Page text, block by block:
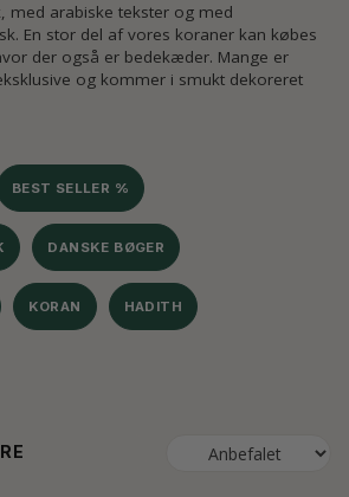
med arabiske tekster og med
En stor del af vores koraner kan købes
der også er bedekæder. Mange er
og kommer i smukt dekoreret
BEST SELLER %
DANSKE BØGER
KORAN HADITH